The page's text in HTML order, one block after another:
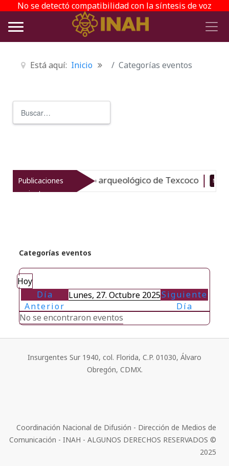
No se detectó compatibilidad con la síntesis de voz
Está aquí: Inicio Categorías eventos
Publicaciones
recientes
el patrimonio arqueológico de Texcoco Nuevo
Categorías eventos
Hoy
Día
Anterior
Lunes, 27. Octubre 2025Siguiente
Día
No se encontraron eventos
Insurgentes Sur 1940, col. Florida, C.P. 01030, Álvaro
Obregón, CDMX.
Coordinación Nacional de Difusión - Dirección de Medios de
Comunicación - INAH - ALGUNOS DERECHOS RESERVADOS ©
2025